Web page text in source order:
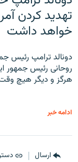
تهدید کردن
خواهد داشت
دونالد ترامپ رئیس
روحانی رئیس جمهور
هرگز و دیگر هیچ وقت
ادامه خبر
ارسال